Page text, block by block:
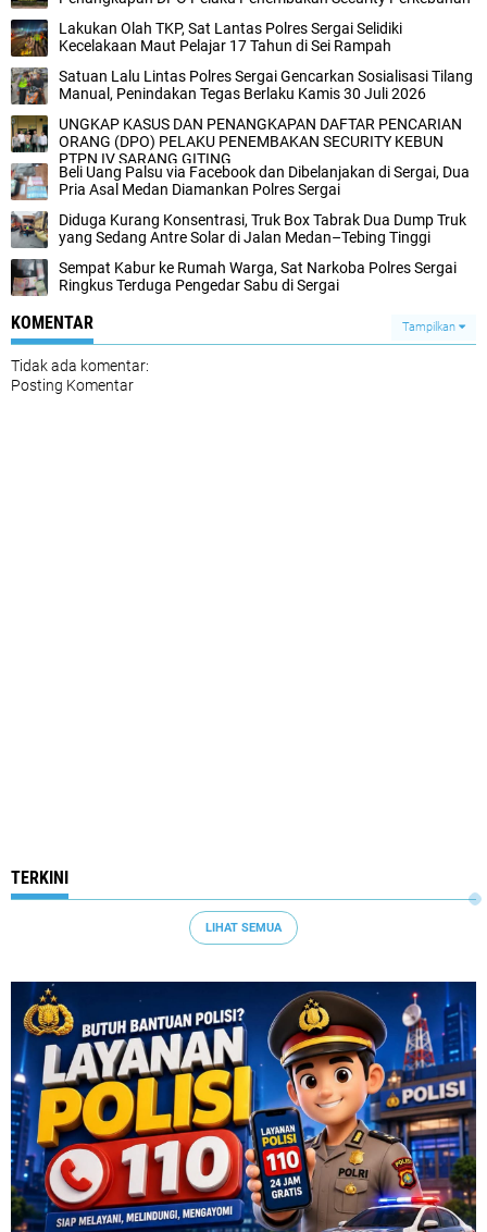
Lakukan Olah TKP, Sat Lantas Polres Sergai Selidiki
Kecelakaan Maut Pelajar 17 Tahun di Sei Rampah
Satuan Lalu Lintas Polres Sergai Gencarkan Sosialisasi Tilang
Manual, Penindakan Tegas Berlaku Kamis 30 Juli 2026
UNGKAP KASUS DAN PENANGKAPAN DAFTAR PENCARIAN
ORANG (DPO) PELAKU PENEMBAKAN SECURITY KEBUN
PTPN IV SARANG GITING
Beli Uang Palsu via Facebook dan Dibelanjakan di Sergai, Dua
Pria Asal Medan Diamankan Polres Sergai
Diduga Kurang Konsentrasi, Truk Box Tabrak Dua Dump Truk
yang Sedang Antre Solar di Jalan Medan–Tebing Tinggi
Sempat Kabur ke Rumah Warga, Sat Narkoba Polres Sergai
Ringkus Terduga Pengedar Sabu di Sergai
KOMENTAR Tampilkan
Tidak ada komentar:
Posting Komentar
TERKINI
LIHAT SEMUA